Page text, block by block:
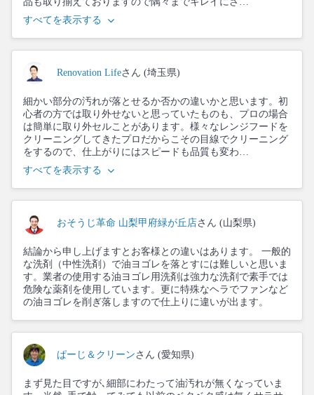
すべてを表示する
Renovation Lifeさん (埼玉県)
細かい部分の汚れが落とせるか否かの違いかと思います。初
心者の方では取り外せないと思っていたものも、プロの場合
は簡単に取り外セルことがあります。様々なレンジフードを
クリーニングしてきたプロだからこその目線でクリーニング
をするので、仕上がりにはスピードも品質も変わ…
すべてを表示する
おそうじ革命 山梨甲府緑が丘店さん (山梨県)
結論から申し上げますとお客様との違いはあります。 一般的
な洗剤（中性洗剤）で油ヨゴレを落とすには難しいと思いま
す。業者の使用する油ヨゴレ用洗剤は強力な洗剤で素手では
危険な薬剤を使用しています。更に特殊なヘラでファンなど
の油ヨゴレを削ぎ落しますので仕上りに違いが出ます。
ぱーじ＆クリーン さん (愛知県)
まず見た目ですが､細部にわたって油汚れが無くなっていま